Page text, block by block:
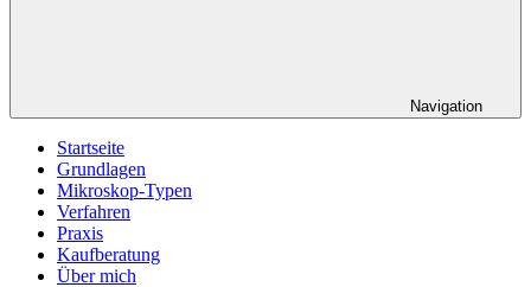
Navigation
Startseite
Grundlagen
Mikroskop-Typen
Verfahren
Praxis
Kaufberatung
Über mich